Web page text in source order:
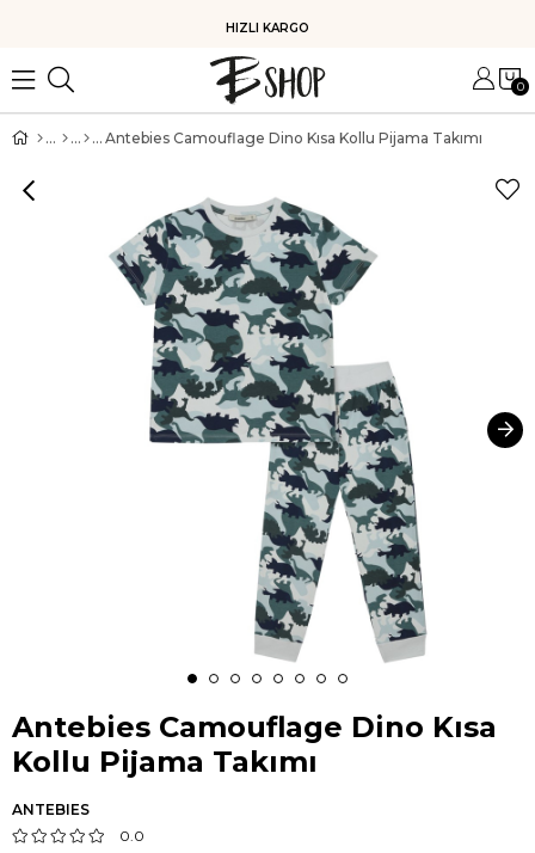
HIZLI KARGO
0
Antebies Camouflage Dino Kısa Kollu Pijama Takımı
Antebies Camouflage Dino Kısa
Kollu Pijama Takımı
ANTEBIES
0.0